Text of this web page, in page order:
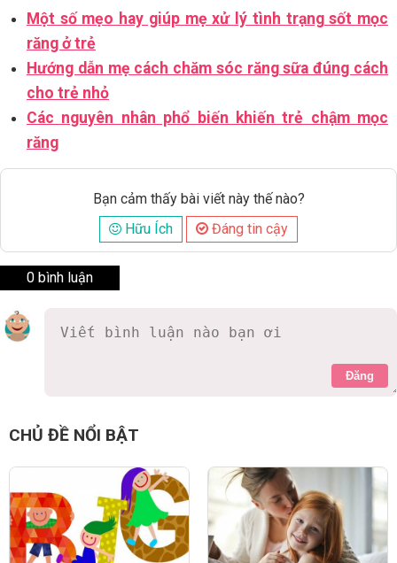
Một số mẹo hay giúp mẹ xử lý tình trạng sốt mọc
răng ở trẻ
Hướng dẫn mẹ cách chăm sóc răng sữa đúng cách
cho trẻ nhỏ
Các nguyên nhân phổ biến khiến trẻ chậm mọc
răng
Bạn cảm thấy bài viết này thế nào?
Hữu Ích
Đáng tin cậy
0 bình luận
Đăng
CHỦ ĐỀ NỔI BẬT